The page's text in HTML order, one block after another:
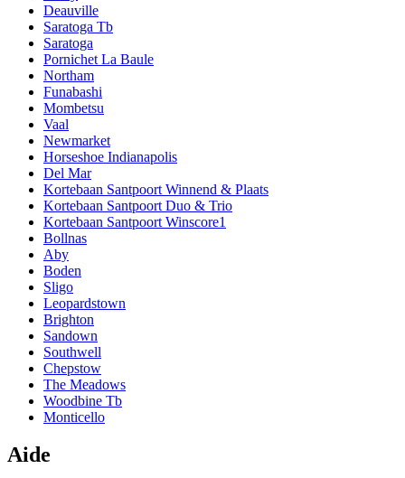
Deauville
Saratoga Tb
Saratoga
Pornichet La Baule
Northam
Funabashi
Mombetsu
Vaal
Newmarket
Horseshoe Indianapolis
Del Mar
Kortebaan Santpoort Winnend & Plaats
Kortebaan Santpoort Duo & Trio
Kortebaan Santpoort Winscore1
Bollnas
Aby
Boden
Sligo
Leopardstown
Brighton
Sandown
Southwell
Chepstow
The Meadows
Woodbine Tb
Monticello
Aide